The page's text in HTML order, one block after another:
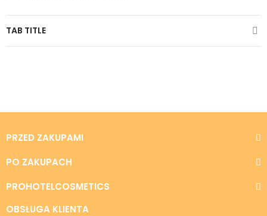
TAB TITLE
PRZED ZAKUPAMI
PO ZAKUPACH
PROHOTELCOSMETICS
OBSŁUGA KLIENTA